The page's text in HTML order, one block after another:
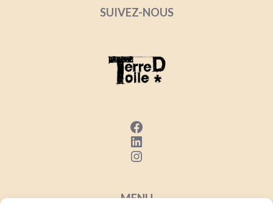
SUIVEZ-NOUS
Facebook
LinkedIn
Instagram
MENU